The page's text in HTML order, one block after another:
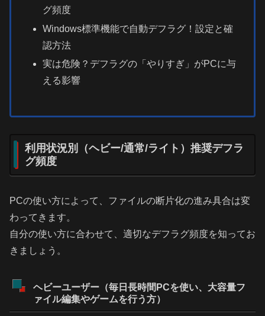
グ頻度
Windows標準機能で自動デフラグ！設定と確
認方法
実は危険？デフラグの「やりすぎ」がPCに与
える影響
利用状況別（ヘビー/通常/ライト）推奨デフラ
グ頻度
PCの使い方によって、ファイルの断片化の進み具合は変
わってきます。
自分の使い方に合わせて、適切なデフラグ頻度を知ってお
きましょう。
ヘビーユーザー（毎日長時間PCを使い、大容量フ
ァイル編集やゲームを行う方）